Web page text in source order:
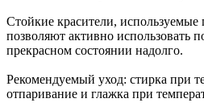
Стойкие красители, используемые
позволяют активно использовать
прекрасном состоянии надолго.
Рекомендуемый уход: стирка при
отпаривание и глажка при